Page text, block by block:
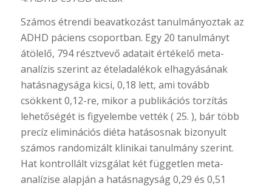
Számos étrendi beavatkozást tanulmányoztak az
ADHD páciens csoportban. Egy 20 tanulmányt
átölelő, 794 résztvevő adatait értékelő meta-
analízis szerint az ételadalékok elhagyásának
hatásnagysága kicsi, 0,18 lett, ami tovább
csökkent 0,12-re, mikor a publikációs torzítás
lehetőségét is figyelembe vették ( 25. ), bár több
precíz eliminációs diéta hatásosnak bizonyult
számos randomizált klinikai tanulmány szerint.
Hat kontrollált vizsgálat két független meta-
analízise alapján a hatásnagyság 0,29 és 0,51